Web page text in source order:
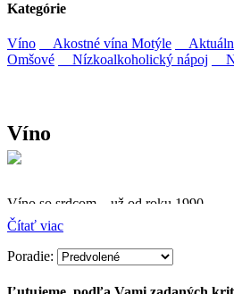
Kategórie
Víno Akostné vína Motýle
Omšové
Nízkoalkoholický nápoj
Víno
Víno so srdcom – už od roku 1990
Firma Ostrožovič je najstaršou
Vyrábame kvalitné odrodové a
Čítať viac
Poradie: